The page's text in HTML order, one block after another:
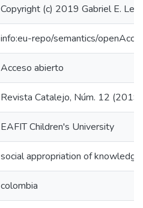
Copyright (c) 2019 Gabriel E.
info:eu-repo/semantics/
Acceso abierto
Revista Catalejo, Núm. 12 (2019)
EAFIT Children's University
social appropriation of knowledge
colombia